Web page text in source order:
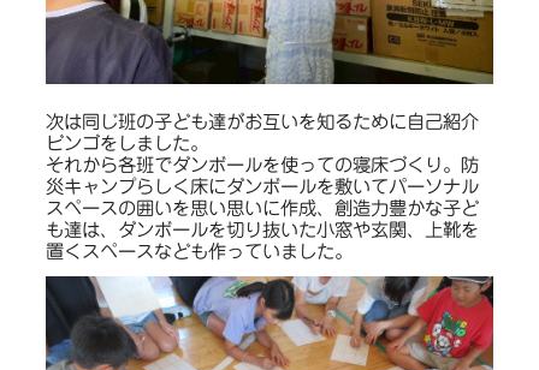
次は同じ班の子ども達がお互いを知るために自己紹介
ビンゴをしました。
それから各班でダンボールを使っての寝床づくり。防
災キャンプらしく床にダンボールを敷いてパーソナル
スペースの囲いを思い思いに作成、創造力豊かな子ど
も達は、ダンボールを切り抜いた小窓や玄関、上靴を
置くスペースなども作っていました。